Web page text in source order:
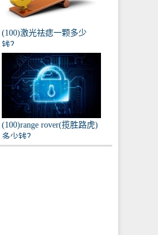
(100)激光祛痣一颗多少
钱？
(100)range rover(揽胜路虎)
多少钱？